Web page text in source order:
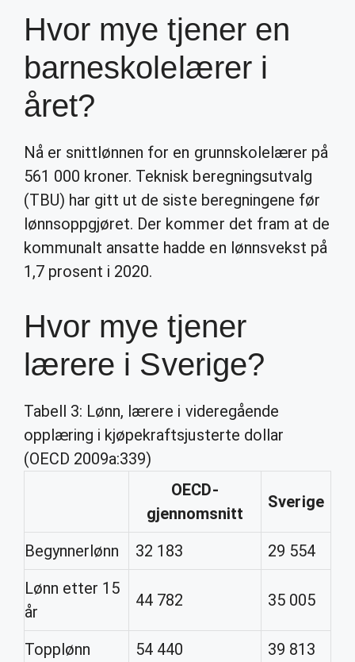
Hvor mye tjener en
barneskolelærer i
året?
Nå er snittlønnen for en grunnskolelærer på
561 000 kroner. Teknisk beregningsutvalg
(TBU) har gitt ut de siste beregningene før
lønnsoppgjøret. Der kommer det fram at de
kommunalt ansatte hadde en lønnsvekst på
1,7 prosent i 2020.
Hvor mye tjener
lærere i Sverige?
Tabell 3: Lønn, lærere i videregående
opplæring i kjøpekraftsjusterte dollar
(OECD 2009a:339)
OECD-
gjennomsnitt
Sverige
Begynnerlønn 32 183
29 554
Lønn etter 15
år
44 782 35 005
Topplønn 54 440 39 813